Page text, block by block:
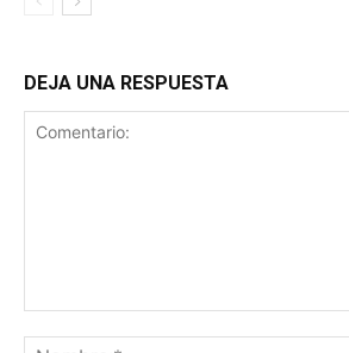
DEJA UNA RESPUESTA